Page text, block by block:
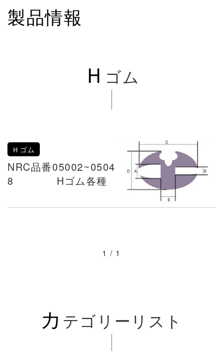
製品情報
Ｈ ゴム
Ｈゴム
NRC品番05002~0504
8 Hゴム各種
1 / 1
カ テゴリーリスト